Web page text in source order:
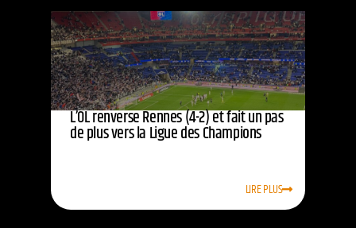
L’OL renverse Rennes (4-2) et fait un pas
de plus vers la Ligue des Champions
LIRE PLUS